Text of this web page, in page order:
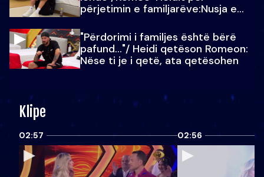
përjetimin e familjarëve:Nusja e
"Përdorimi i familjes është bërë
pafund…"/ Heidi qetëson Romeon:
Nëse ti je i qetë, ata qetësohen
Klipe
02:57 02:56